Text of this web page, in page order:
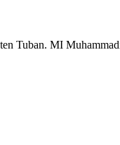
Tuban. MI